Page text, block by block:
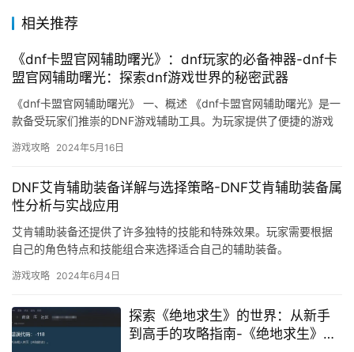
相关推荐
《dnf卡盟官网辅助曙光》：dnf玩家的必备神器-dnf卡
盟官网辅助曙光：探索dnf游戏世界的秘密武器
《dnf卡盟官网辅助曙光》 一、概述 《dnf卡盟官网辅助曙光》是一
款备受玩家们推崇的DNF游戏辅助工具。为玩家提供了便捷的游戏
游戏攻略 2024年5月16日
DNF艾肯辅助装备详解与选择策略-DNF艾肯辅助装备属
性分析与实战应用
艾肯辅助装备还提供了许多独特的技能和特殊效果。玩家需要根据
自己的角色特点和技能组合来选择适合自己的辅助装备。
游戏攻略 2024年6月4日
探索《绝地求生》的世界：从新手
到高手的攻略指南-《绝地求生》中